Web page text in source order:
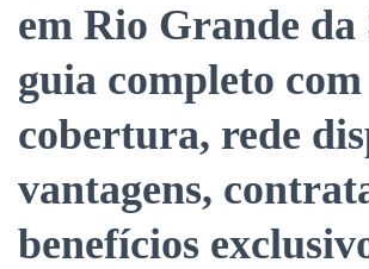
em Rio Grande da
guia completo com
cobertura, rede
vantagens,
benefícios